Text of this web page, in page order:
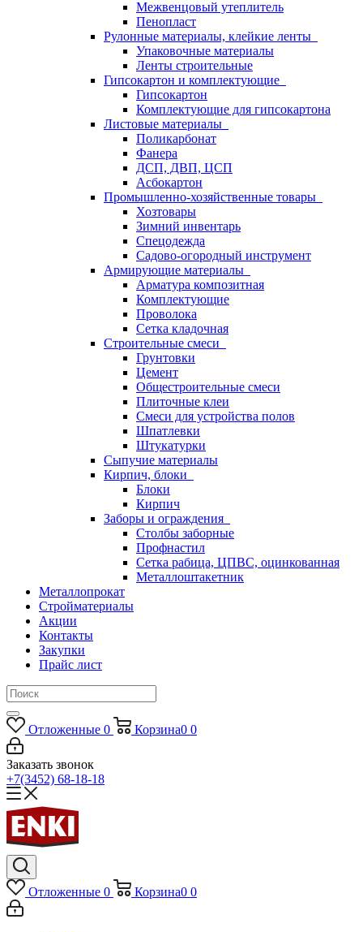
Межвенцовый утеплитель
Пенопласт
Рулонные материалы, клейкие ленты
Упаковочные материалы
Ленты строительные
Гипсокартон и комплектующие
Гипсокартон
Комплектующие для гипсокартона
Листовые материалы
Поликарбонат
Фанера
ДСП, ДВП, ЦСП
Асбокартон
Промышленно-хозяйственные товары
Хозтовары
Зимний инвентарь
Спецодежда
Садово-огородный инструмент
Армирующие материалы
Арматура композитная
Комплектующие
Проволока
Сетка кладочная
Строительные смеси
Грунтовки
Цемент
Общестроительные смеси
Плиточные клеи
Смеси для устройства полов
Шпатлевки
Штукатурки
Сыпучие материалы
Кирпич, блоки
Блоки
Кирпич
Заборы и ограждения
Столбы заборные
Профнастил
Сетка рабица, ЦПВС, оцинкованная
Металлоштакетник
Металлопрокат
Стройматериалы
Акции
Контакты
Закупки
Прайс лист
Отложенные 0 Корзина0 0
Заказать звонок
+7(3452) 68-18-18
Отложенные 0 Корзина0 0